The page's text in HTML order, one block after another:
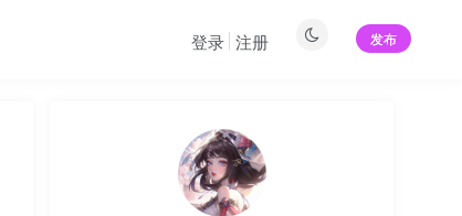
发布
登录 注册